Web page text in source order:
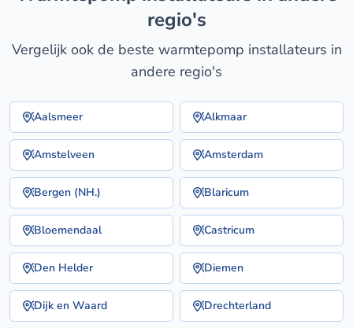
regio's
Vergelijk ook de beste warmtepomp installateurs in
andere regio's
Aalsmeer Alkmaar
Amstelveen Amsterdam
Bergen (NH.) Blaricum
Bloemendaal Castricum
Den Helder Diemen
Dijk en Waard Drechterland